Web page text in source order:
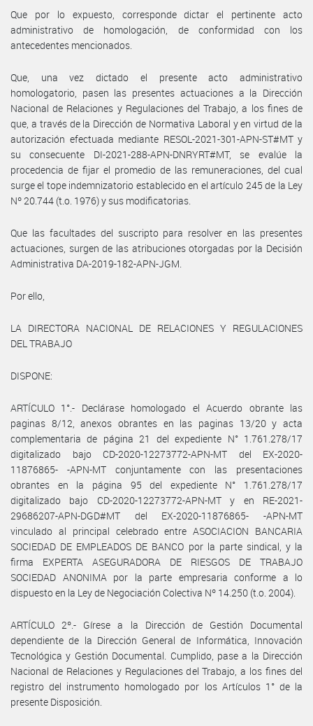
Que por lo expuesto, corresponde dictar el pertinente acto
administrativo de homologación, de conformidad con los
antecedentes mencionados.
Que, una vez dictado el presente acto administrativo
homologatorio, pasen las presentes actuaciones a la Dirección
Nacional de Relaciones y Regulaciones del Trabajo, a los fines de
que, a través de la Dirección de Normativa Laboral y en virtud de la
autorización efectuada mediante RESOL-2021-301-APN-ST#MT y
su consecuente DI-2021-288-APN-DNRYRT#MT, se evalúe la
procedencia de fijar el promedio de las remuneraciones, del cual
surge el tope indemnizatorio establecido en el artículo 245 de la Ley
Nº 20.744 (t.o. 1976) y sus modificatorias.
Que las facultades del suscripto para resolver en las presentes
actuaciones, surgen de las atribuciones otorgadas por la Decisión
Administrativa DA-2019-182-APN-JGM.
Por ello,
LA DIRECTORA NACIONAL DE RELACIONES Y REGULACIONES
DEL TRABAJO
DISPONE:
ARTÍCULO 1°.- Declárase homologado el Acuerdo obrante las
paginas 8/12, anexos obrantes en las paginas 13/20 y acta
complementaria de página 21 del expediente N° 1.761.278/17
digitalizado bajo CD-2020-12273772-APN-MT del EX-2020-
11876865- -APN-MT conjuntamente con las presentaciones
obrantes en la página 95 del expediente N° 1.761.278/17
digitalizado bajo CD-2020-12273772-APN-MT y en RE-2021-
29686207-APN-DGD#MT del EX-2020-11876865- -APN-MT
vinculado al principal celebrado entre ASOCIACION BANCARIA
SOCIEDAD DE EMPLEADOS DE BANCO por la parte sindical, y la
firma EXPERTA ASEGURADORA DE RIESGOS DE TRABAJO
SOCIEDAD ANONIMA por la parte empresaria conforme a lo
dispuesto en la Ley de Negociación Colectiva Nº 14.250 (t.o. 2004).
ARTÍCULO 2º.- Gírese a la Dirección de Gestión Documental
dependiente de la Dirección General de Informática, Innovación
Tecnológica y Gestión Documental. Cumplido, pase a la Dirección
Nacional de Relaciones y Regulaciones del Trabajo, a los fines del
registro del instrumento homologado por los Artículos 1° de la
presente Disposición.